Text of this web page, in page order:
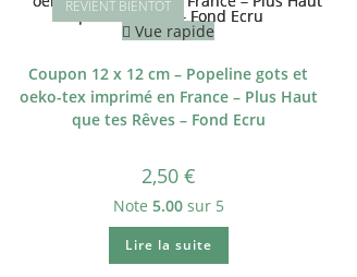
Vue rapide
Coupon 12 x 12 cm – Popeline gots et
oeko-tex imprimé en France – Plus Haut
que tes Rêves – Fond Ecru
2,50 €
Note 5.00sur 5
Lire la suite